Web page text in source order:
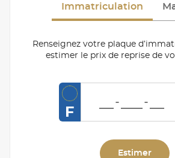
Immatriculation
Renseignez votre plaque
estimer le prix de reprise de
F
Estimer